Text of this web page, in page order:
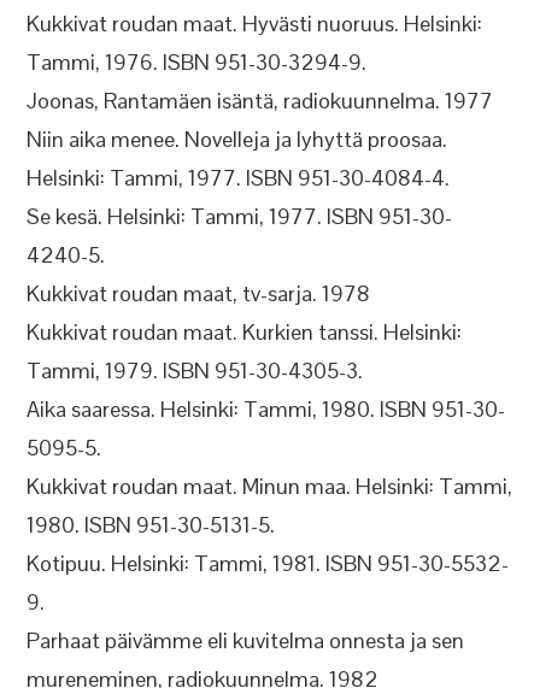
Kukkivat roudan maat. Hyvästi nuoruus. Helsinki:
Tammi, 1976. ISBN 951-30-3294-9.
Joonas, Rantamäen isäntä, radiokuunnelma. 1977
Niin aika menee. Novelleja ja lyhyttä proosaa.
Helsinki: Tammi, 1977. ISBN 951-30-4084-4.
Se kesä. Helsinki: Tammi, 1977. ISBN 951-30-
4240-5.
Kukkivat roudan maat, tv-sarja. 1978
Kukkivat roudan maat. Kurkien tanssi. Helsinki:
Tammi, 1979. ISBN 951-30-4305-3.
Aika saaressa. Helsinki: Tammi, 1980. ISBN 951-30-
5095-5.
Kukkivat roudan maat. Minun maa. Helsinki: Tammi,
1980. ISBN 951-30-5131-5.
Kotipuu. Helsinki: Tammi, 1981. ISBN 951-30-5532-
9.
Parhaat päivämme eli kuvitelma onnesta ja sen
mureneminen, radiokuunnelma. 1982